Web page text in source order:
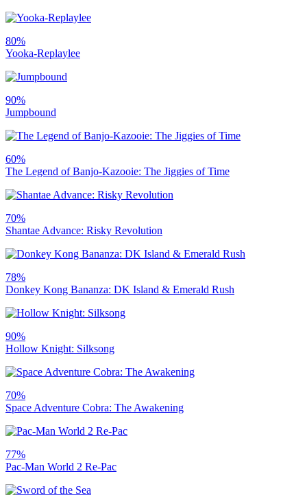
80%
Yooka-Replaylee
90%
Jumpbound
60%
The Legend of Banjo-Kazooie: The Jiggies of Time
70%
Shantae Advance: Risky Revolution
78%
Donkey Kong Bananza: DK Island & Emerald Rush
90%
Hollow Knight: Silksong
70%
Space Adventure Cobra: The Awakening
77%
Pac-Man World 2 Re-Pac